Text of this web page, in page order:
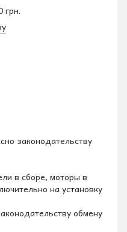
грн.
законодательству
в сборе, моторы в
на установку
обмену